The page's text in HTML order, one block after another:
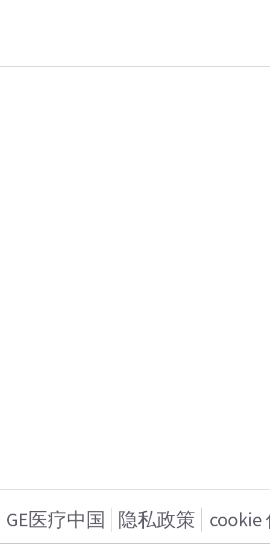
GE医疗中国 隐私政策 cookie